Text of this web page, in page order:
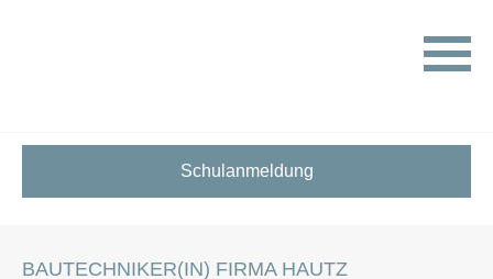
Schulanmeldung
BAUTECHNIKER(IN) FIRMA HAUTZ